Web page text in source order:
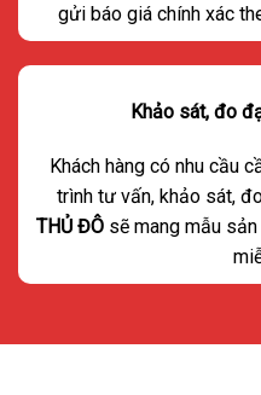
gửi báo giá chính xác
Khảo sát, đo
Khách hàng có nhu cầu
trình tư vấn, khảo sát,
THỦ ĐÔ sẽ mang mẫu